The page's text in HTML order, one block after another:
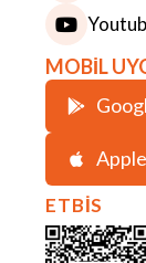
MOBİL
ETBİS